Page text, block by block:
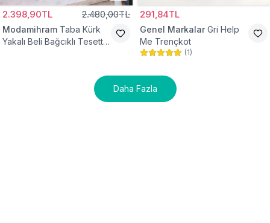
2.398,90TL 2.480,00TL
Modamihram Taba Kürk
Yakalı Beli Bağcıklı Tesettür
291,84TL
Genel Markalar Gri Help
Me Trençkot
(1)
Daha Fazla